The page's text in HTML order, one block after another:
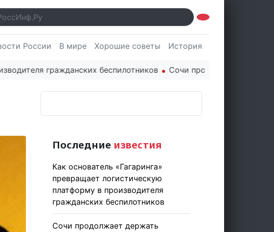
России В мире Хорошие советы История
гражданских беспилотников Сочи продолжает держать
Последние известия
Как основатель «Гагаринга»
превращает логистическую
платформу в производителя
гражданских беспилотников
Сочи продолжает держать